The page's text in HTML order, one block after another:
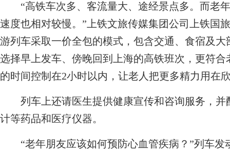
“高铁车次多、客流量大、途经景点多。而老
速度也相对较慢。”上铁文旅传媒集团公司上铁国
游列车采取一价全包的模式，包含交通、食宿及
选择早上发车、傍晚回到上海的高铁班次，更符
的时间控制在2小时以内，让老人把更多精力用在
列车上还请医生提供健康宣传和咨询服务，并
计等药品和医疗仪器。
“老年朋友应该如何预防心血管疾病？”列车发